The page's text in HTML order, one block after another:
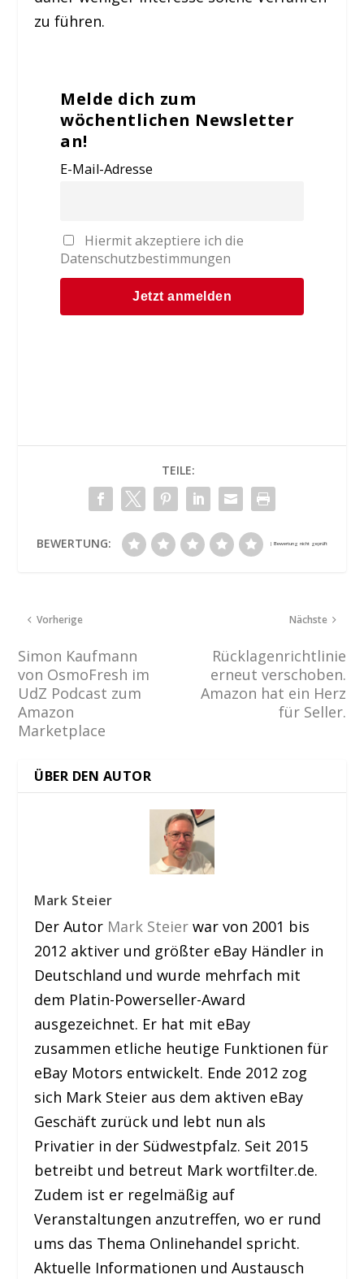
zu führen.
Melde dich zum
wöchentlichen Newsletter
an!
E-Mail-Adresse
Hiermit akzeptiere ich die
Datenschutzbestimmungen
TEILE:
BEWERTUNG:
Vorherige
Simon Kaufmann
von OsmoFresh im
UdZ Podcast zum
Amazon
Marketplace
Nächste
Rücklagenrichtlinie
erneut verschoben.
Amazon hat ein Herz
für Seller.
ÜBER DEN AUTOR
Mark Steier
Der Autor Mark Steier war von 2001 bis
2012 aktiver und größter eBay Händler in
Deutschland und wurde mehrfach mit
dem Platin-Powerseller-Award
ausgezeichnet. Er hat mit eBay
zusammen etliche heutige Funktionen für
eBay Motors entwickelt. Ende 2012 zog
sich Mark Steier aus dem aktiven eBay
Geschäft zurück und lebt nun als
Privatier in der Südwestpfalz. Seit 2015
betreibt und betreut Mark wortfilter.de.
Zudem ist er regelmäßig auf
Veranstaltungen anzutreffen, wo er rund
ums das Thema Onlinehandel spricht.
Aktuelle Informationen und Austausch